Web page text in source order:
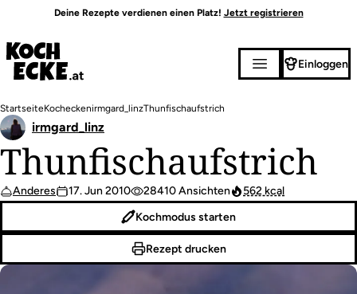
Inhalt
Deine Rezepte verdienen einen Platz! Jetzt registrieren
Einloggen
Pfadnavigation
StartseiteKocheckenirmgard_linzThunfischaufstrich
Thunfischaufstrich
Anderes 17. Jun 2010 28410 Ansichten 562 kcal
irmgard_linz
Kochmodus starten
Rezept drucken